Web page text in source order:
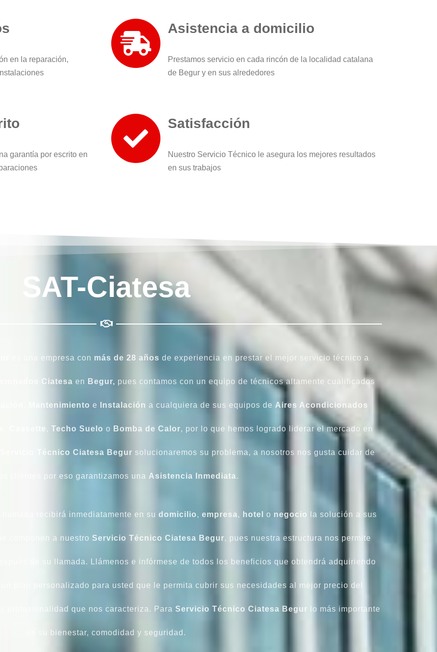
en la reparación,
Asistencia a domicilio
Prestamos servicio en cada rincón de la localidad catalana
de Begur y en sus alrededores
garantía por escrito en
Satisfacción
Nuestro Servicio Técnico le asegura los mejores resultados
en sus trabajos
SAT-Ciatesa
es una empresa con más de 28 años de experiencia en prestar el mejor servicio técnico a
Ciatesa en Begur, pues contamos con un equipo de técnicos altamente cualificados
Mantenimiento e Instalación a cualquiera de sus equipos de Aires Acondicionados
Cassette , Techo Suelo o Bomba de Calor, por lo que hemos logrado liderar el mercado en
Servicio Técnico Ciatesa Begur solucionaremos su problema, a nosotros nos gusta cuidar de
clientes por eso garantizamos una Asistencia Inmediata.
recibirá inmediatamente en su domicilio, empresa, hotel o negocio la solución a sus
componen a nuestro Servicio Técnico Ciatesa Begur, pues nuestra estructura nos permite
de su llamada. Llámenos e infórmese de todos los beneficios que obtendrá adquiriendo
plan personalizado para usted que le permita cubrir sus necesidades al mejor precio del
profesionalidad que nos caracteriza. Para Servicio Técnico Ciatesa Begur lo más importante
es su bienestar, comodidad y seguridad.